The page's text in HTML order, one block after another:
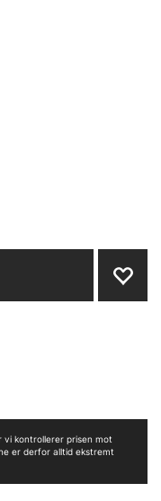
vi kontrollerer prisen mot
er derfor alltid ekstremt